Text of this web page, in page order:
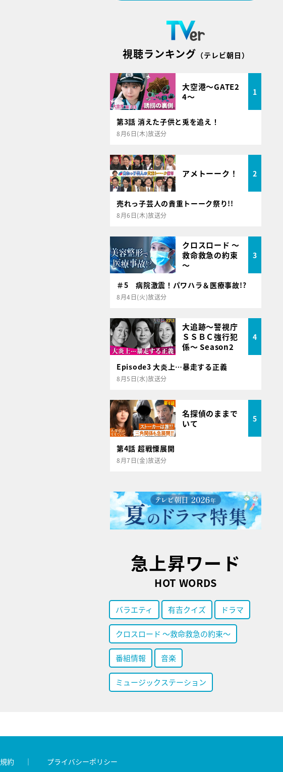
視聴ランキング （テレビ朝日）
大空港～GATE2
4～
1
第3話 消えた子供と兎を追え！
8月6日(木)放送分
アメトーーク！ 2
売れっ子芸人の貴重トーーク祭り!!
8月6日(木)放送分
クロスロード ～
救命救急の約束
～
3
＃5 病院激震！パワハラ＆医療事故!?
8月4日(火)放送分
大追跡～警視庁
ＳＳＢＣ強行犯
係～ Season2
4
Episode3 大炎上…暴走する正義
8月5日(水)放送分
名探偵のままで
いて
5
第4話 超戦慄展開
8月7日(金)放送分
急上昇ワード
HOT WORDS
バラエティ 有吉クイズ ドラマ
クロスロード ～救命救急の約束～
番組情報 音楽
ミュージックステーション
約 プライバシーポリシー